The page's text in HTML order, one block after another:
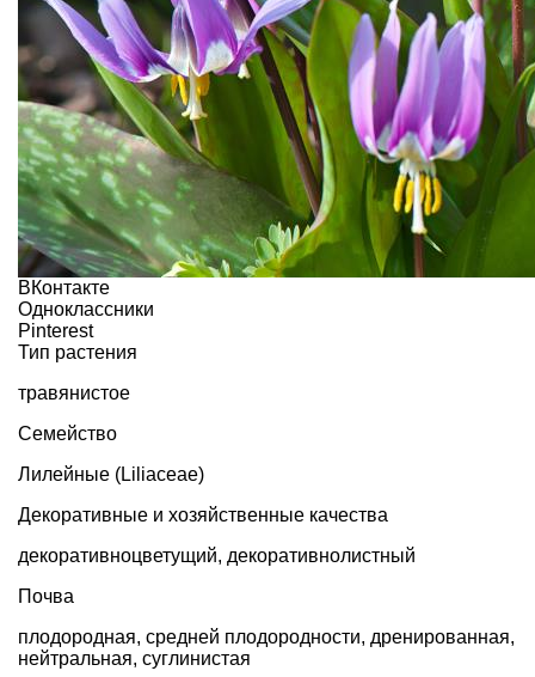
ВКонтакте
Одноклассники
Pinterest
Тип растения
травянистое
Семейство
Лилейные (Liliaceae)
Декоративные и хозяйственные качества
декоративноцветущий, декоративнолистный
Почва
плодородная, средней плодородности, дренированная,
нейтральная, суглинистая